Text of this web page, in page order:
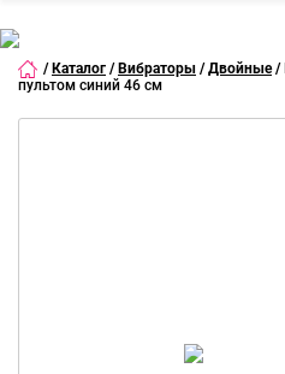
/ Каталог / Вибраторы / Двойные /
пультом синий 46 см